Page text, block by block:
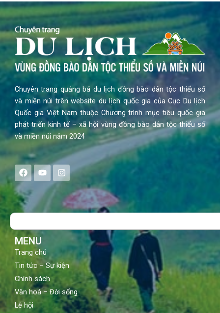
Chuyên trang quảng bá du lịch đồng bào dân tộc thiểu số
và miền núi trên website du lịch quốc gia của Cục Du lịch
Quốc gia Việt Nam thuộc Chương trình mục tiêu quốc gia
phát triển kinh tế – xã hội vùng đồng bào dân tộc thiểu số
và miền núi năm 2024
F
a
c
e
b
o
Y
o
u
t
u
b
I
n
s
a
g
Search
MENU
Trang chủ
Tin tức – Sự kiện
Chính sách
Văn hoá – Đời sống
Lễ hội